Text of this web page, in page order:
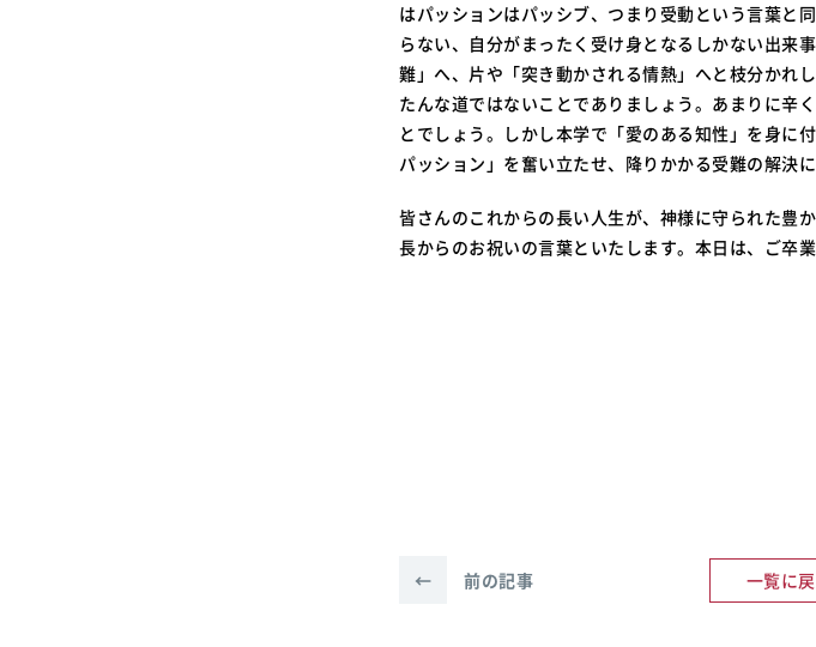
はパッションはパッシブ、つまり受動という言葉と
らない、自分がまったく受け身となるしかない出来
難」へ、片や「突き動かされる情熱」へと枝分かれ
たんな道ではないことでありましょう。あまりに辛
とでしょう。しかし本学で「愛のある知性」を身に
パッション」を奮い立たせ、降りかかる受難の解決
皆さんのこれからの長い人生が、神様に守られた豊
長からのお祝いの言葉といたします。本日は、ご卒
← 前の記事 一覧に